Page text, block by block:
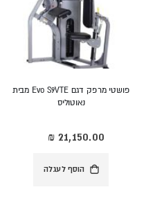
פושטי מרפק דגם Evo S9VTE מבית
נאוטוליס
הוסף לעגלה